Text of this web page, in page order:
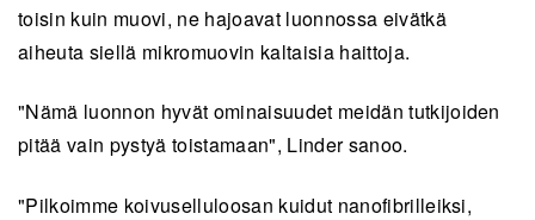
toisin kuin muovi, ne hajoavat luonnossa eivätkä
aiheuta siellä mikromuovin kaltaisia haittoja.
"Nämä luonnon hyvät ominaisuudet meidän tutkijoiden
pitää vain pystyä toistamaan", Linder sanoo.
"Pilkoimme koivuselluloosan kuidut nanofibrilleiksi,